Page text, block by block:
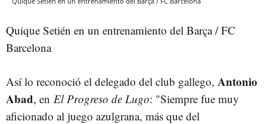
Quique Setién en un entrenamiento del Barça / FC
Barcelona
Así lo reconoció el delegado del club gallego, Antonio
Abad, en El Progreso de Lugo: "Siempre fue muy
aficionado al juego azulgrana, más que del